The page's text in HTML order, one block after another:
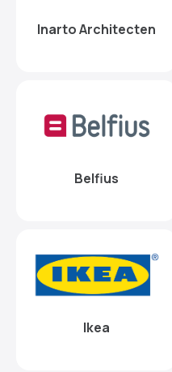
Inarto Architecten
Belfius
Ikea